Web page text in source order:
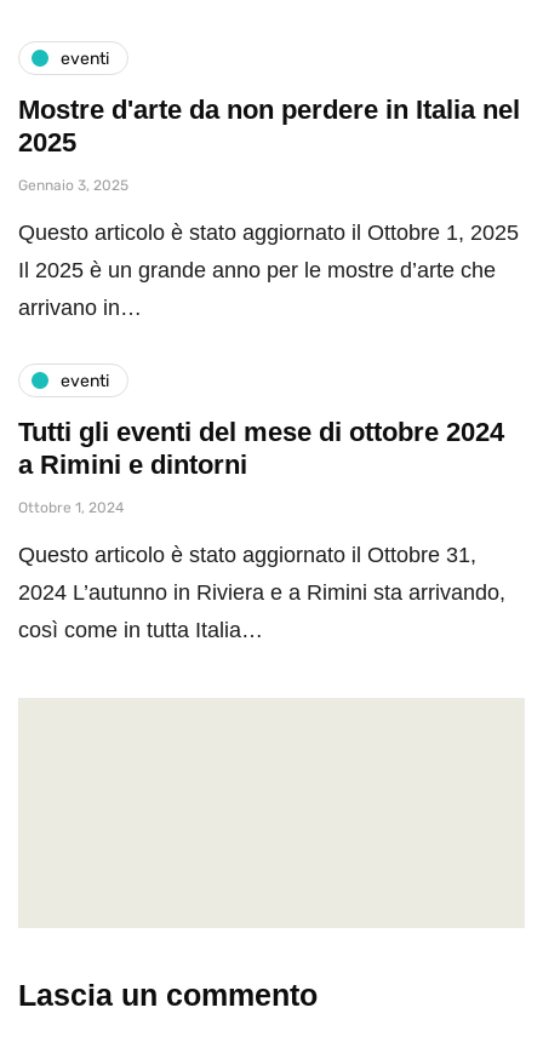
eventi
Mostre d'arte da non perdere in Italia nel
2025
Gennaio 3, 2025
Questo articolo è stato aggiornato il Ottobre 1, 2025
Il 2025 è un grande anno per le mostre d’arte che
arrivano in…
eventi
Tutti gli eventi del mese di ottobre 2024
a Rimini e dintorni
Ottobre 1, 2024
Questo articolo è stato aggiornato il Ottobre 31,
2024 L’autunno in Riviera e a Rimini sta arrivando,
così come in tutta Italia…
Lascia un commento